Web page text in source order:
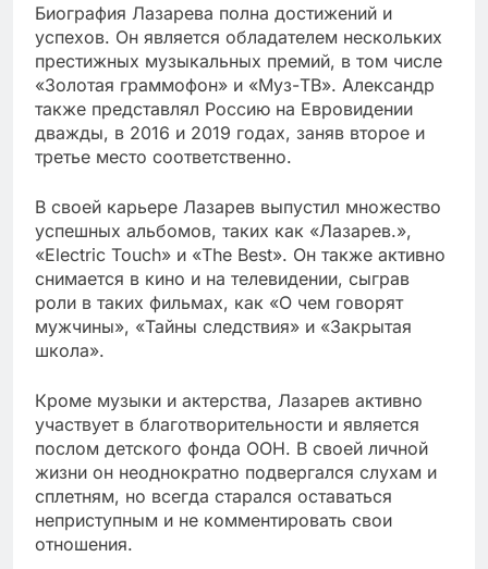
Биография Лазарева полна достижений и
успехов. Он является обладателем нескольких
престижных музыкальных премий, в том числе
«Золотая граммофон» и «Муз-ТВ». Александр
также представлял Россию на Евровидении
дважды, в 2016 и 2019 годах, заняв второе и
третье место соответственно.
В своей карьере Лазарев выпустил множество
успешных альбомов, таких как «Лазарев.»,
«Electric Touch» и «The Best». Он также активно
снимается в кино и на телевидении, сыграв
роли в таких фильмах, как «О чем говорят
мужчины», «Тайны следствия» и «Закрытая
школа».
Кроме музыки и актерства, Лазарев активно
участвует в благотворительности и является
послом детского фонда ООН. В своей личной
жизни он неоднократно подвергался слухам и
сплетням, но всегда старался оставаться
неприступным и не комментировать свои
отношения.